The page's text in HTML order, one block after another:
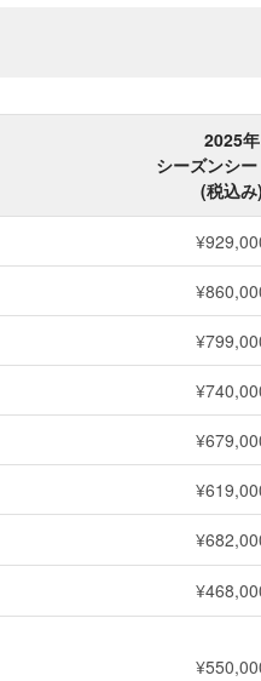
2025年
シーズンシ
(税込み)